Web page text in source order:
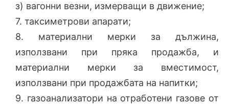
з) вагонни везни, измерващи в движение;
7. таксиметрови апарати;
8. материални мерки за дължина,
използвани при пряка продажба, и
материални мерки за вместимост,
използвани при продажбата на напитки;
9. газоанализатори на отработени газове от